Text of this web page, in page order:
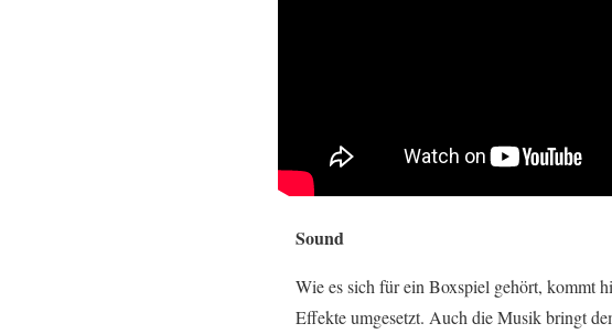
Sound
Wie es sich für ein Boxspiel gehört, kommt
Effekte umgesetzt. Auch die Musik bringt